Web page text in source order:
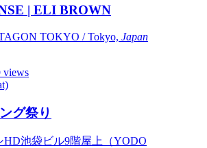
| ELI BROWN
TOKYO / Tokyo, Japan
views
グ祭り
HD池袋ビル9階屋上（YODO